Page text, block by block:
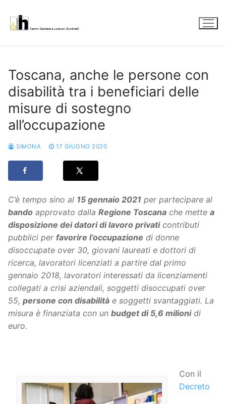
contenuto
Toscana, anche le persone con
disabilità tra i beneficiari delle
misure di sostegno
all’occupazione
SIMONA 17 GIUGNO 2020
C’è tempo sino al 15 gennaio 2021 per partecipare al
bando approvato dalla Regione Toscana che mette a
disposizione dei datori di lavoro privaticontributi
pubblici per favorire l’occupazione di donne
disoccupate over 30, giovani laureati e dottori di
ricerca, lavoratori licenziati a partire dal primo
gennaio 2018, lavoratori interessati da licenziamenti
collegati a crisi aziendali, soggetti disoccupati over
55, persone con disabilità e soggetti svantaggiati. La
misura è finanziata con un budget di 5,6 milionidi
euro.
Con il
Decreto